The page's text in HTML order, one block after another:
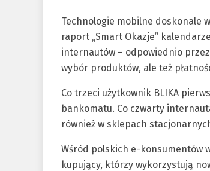
Technologie mobilne doskonale
raport „Smart Okazje”
internautów – odpowiednio
wybór produktów, ale też
Co trzeci użytkownik BLIKA
bankomatu. Co czwarty
również w sklepach
Wśród polskich e-konsumentów
kupujący, którzy wykorzystują